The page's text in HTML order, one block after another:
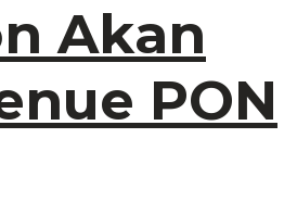
Akan
PON